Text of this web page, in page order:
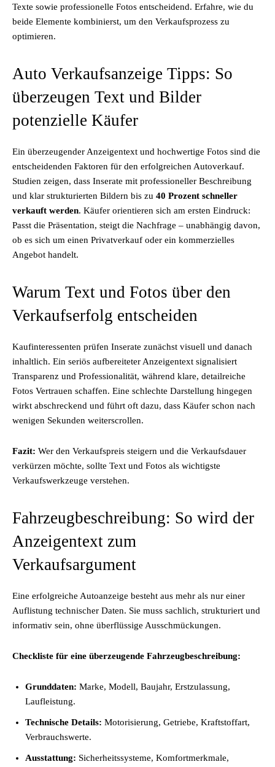
Texte sowie professionelle Fotos entscheidend. Erfahre, wie du
beide Elemente kombinierst, um den Verkaufsprozess zu
optimieren.
Auto Verkaufsanzeige Tipps: So
überzeugen Text und Bilder
potenzielle Käufer
Ein überzeugender Anzeigentext und hochwertige Fotos sind die
entscheidenden Faktoren für den erfolgreichen Autoverkauf.
Studien zeigen, dass Inserate mit professioneller Beschreibung
und klar strukturierten Bildern bis zu 40 Prozent schneller
verkauft werden. Käufer orientieren sich am ersten Eindruck:
Passt die Präsentation, steigt die Nachfrage – unabhängig davon,
ob es sich um einen Privatverkauf oder ein kommerzielles
Angebot handelt.
Warum Text und Fotos über den
Verkaufserfolg entscheiden
Kaufinteressenten prüfen Inserate zunächst visuell und danach
inhaltlich. Ein seriös aufbereiteter Anzeigentext signalisiert
Transparenz und Professionalität, während klare, detailreiche
Fotos Vertrauen schaffen. Eine schlechte Darstellung hingegen
wirkt abschreckend und führt oft dazu, dass Käufer schon nach
wenigen Sekunden weiterscrollen.
Fazit: Wer den Verkaufspreis steigern und die Verkaufsdauer
verkürzen möchte, sollte Text und Fotos als wichtigste
Verkaufswerkzeuge verstehen.
Fahrzeugbeschreibung: So wird der
Anzeigentext zum
Verkaufsargument
Eine erfolgreiche Autoanzeige besteht aus mehr als nur einer
Auflistung technischer Daten. Sie muss sachlich, strukturiert und
informativ sein, ohne überflüssige Ausschmückungen.
Checkliste für eine überzeugende Fahrzeugbeschreibung:
Grunddaten: Marke, Modell, Baujahr, Erstzulassung,
Laufleistung.
Technische Details: Motorisierung, Getriebe, Kraftstoffart,
Verbrauchswerte.
Ausstattung: Sicherheitssysteme, Komfortmerkmale,